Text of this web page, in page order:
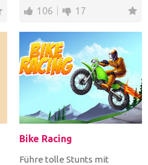
106 17
Bike Racing
Führe tolle Stunts mit